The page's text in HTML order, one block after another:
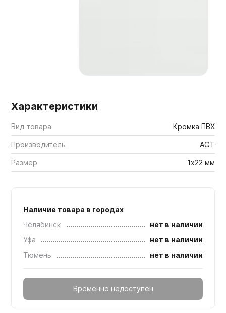
Характеристики
Вид товара Кромка ПВХ
Производитель AGT
Размер 1х22 мм
Наличие товара в городах
Челябинск
нет в наличии
Уфа
нет в наличии
Тюмень
нет в наличии
Временно недоступен